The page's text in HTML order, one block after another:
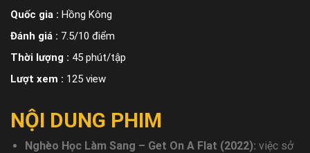
Quốc gia : Hồng Kông
Đánh giá : 7.5/10 điểm
Thời lượng : 45 phút/tập
Lượt xem : 125 view
NỘI DUNG PHIM
Nghèo Học Làm Sang – Get On A Flat (2022): việc sở